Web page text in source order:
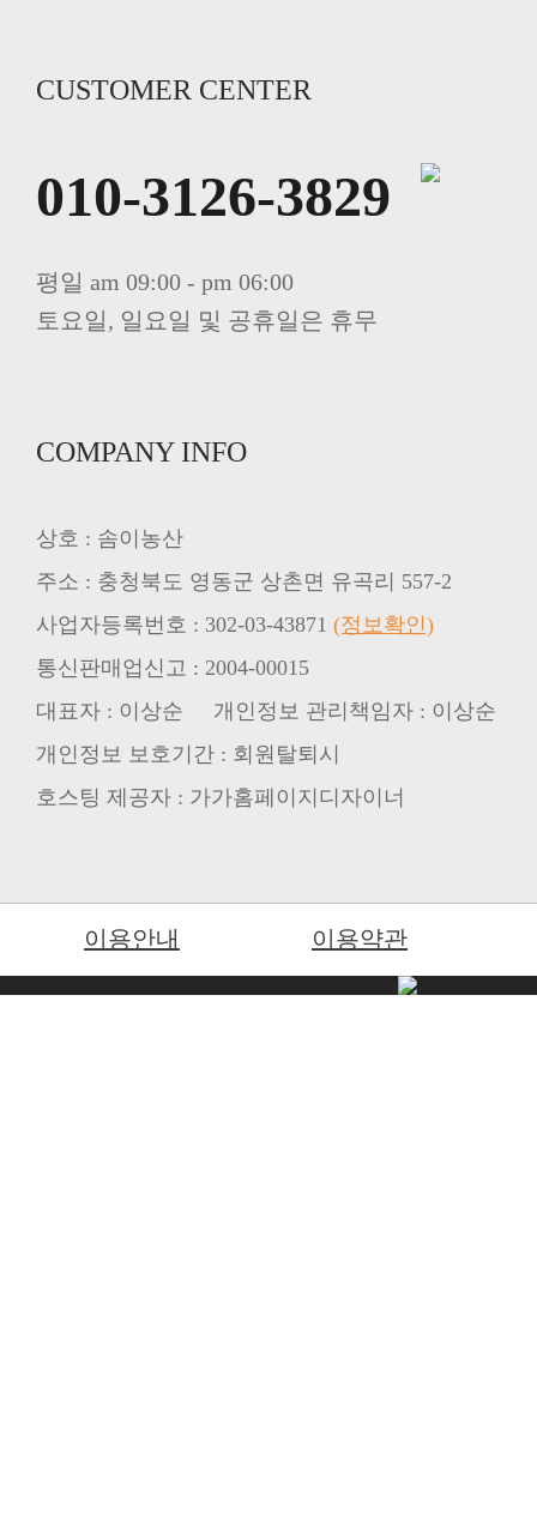
CUSTOMER CENTER
010-3126-3829
평일 am 09:00 - pm 06:00
토요일, 일요일 및 공휴일은 휴무
COMPANY INFO
상호 : 솜이농산
주소 : 충청북도 영동군 상촌면 유곡리 557-2
사업자등록번호 : 302-03-43871 (정보확인)
통신판매업신고 : 2004-00015
대표자 : 이상순 개인정보 관리책임자 : 이상순
개인정보 보호기간 : 회원탈퇴시
호스팅 제공자 : 가가홈페이지디자이너
이용안내 이용약관